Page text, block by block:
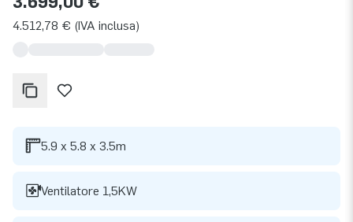
4.512,78 € (IVA inclusa)
5.9 x 5.8 x 3.5m
Ventilatore 1,5KW